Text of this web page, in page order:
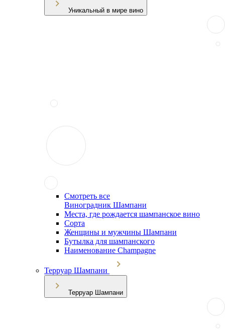
Уникальный в мире вино
Смотреть все
Виноградник Шампани
Места, где рождается шампанское вино
Сорта
Женщины и мужчины Шампани
Бутылка для шампанского
Наименование Champagne
Терруар Шампани
Терруар Шампани